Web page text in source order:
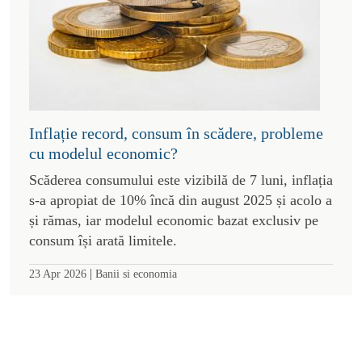
Inflație record, consum în scădere, probleme
cu modelul economic?
Scăderea consumului este vizibilă de 7 luni, inflația
s-a apropiat de 10% încă din august 2025 și acolo a
și rămas, iar modelul economic bazat exclusiv pe
consum își arată limitele.
23 Apr 2026 | Banii si economia